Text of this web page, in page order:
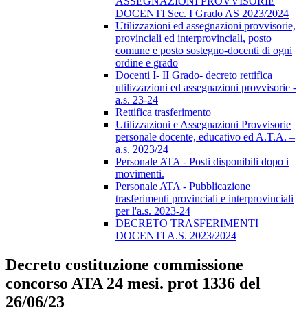
DOCENTI Sec. I Grado AS 2023/2024
Utilizzazioni ed assegnazioni provvisorie,
provinciali ed interprovinciali, posto
comune e posto sostegno-docenti di ogni
ordine e grado
Docenti I- II Grado- decreto rettifica
utilizzazioni ed assegnazioni provvisorie -
a.s. 23-24
Rettifica trasferimento
Utilizzazioni e Assegnazioni Provvisorie
personale docente, educativo ed A.T.A. –
a.s. 2023/24
Personale ATA - Posti disponibili dopo i
movimenti.
Personale ATA - Pubblicazione
trasferimenti provinciali e interprovinciali
per l'a.s. 2023-24
DECRETO TRASFERIMENTI
DOCENTI A.S. 2023/2024
Decreto costituzione commissione
concorso ATA 24 mesi. prot 1336 del
26/06/23